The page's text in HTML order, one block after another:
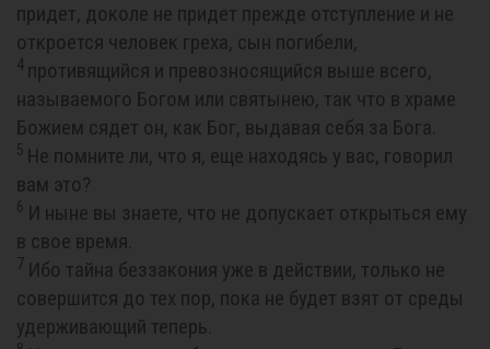
придет, доколе не придет прежде отступление и не
откроется человек греха, сын погибели,
4 противящийся и превозносящийся выше всего,
называемого Богом или святынею, так что в храме
Божием сядет он, как Бог, выдавая себя за Бога.
5 Не помните ли, что я, еще находясь у вас, говорил
вам это?
6 И ныне вы знаете, что не допускает открыться ему
в свое время.
7 Ибо тайна беззакония уже в действии, только не
совершится до тех пор, пока не будет взят от среды
удерживающий теперь.